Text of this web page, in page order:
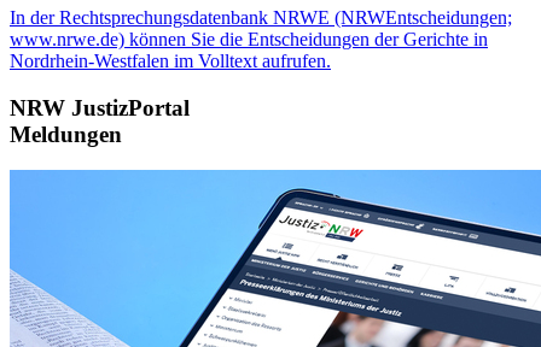
In der Rechtsprechungsdatenbank NRWE (NRWEntscheidungen;
www.nrwe.de) können Sie die Entscheidungen der Gerichte in
Nordrhein-Westfalen im Volltext aufrufen.
NRW JustizPortal
Meldungen